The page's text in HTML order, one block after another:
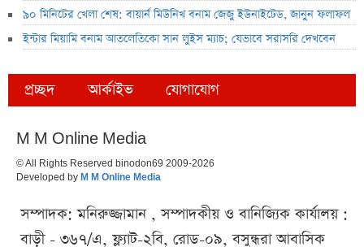
৯০ মিনিটের খেলা শেষ: বায়ার্ন মিউনিখ বনাম জেজু ইউনাইটেড, জানুন ফলাফল
ইন্টার মিয়ামি বনাম আতলেতিকো সান লুইস ম্যাচ; যেভাবে সরাসরি দেখবেন
প্রচ্ছদ আর্কাইভ যোগাযোগ
M M Online Media
© All Rights Reserved binodon69 2009-2026
Developed by M M Online Media
সম্পাদক: মনিরুজ্জামান , সম্পাদকীয় ও বানিজ্যিক কার্যালয় :
বাড়ী - ৩৬৭/এ, ফ্ল্যাট-২বি, রোড-০৯, বসুন্ধরা আবাসিক